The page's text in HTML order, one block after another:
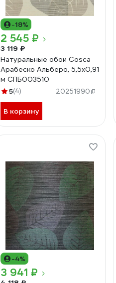
-18%
2 545 ₽
3 119 ₽
Натуральные обои Cosca
Арабеско Альберо, 5,5x0,91
м СПБ003510
5(4) 20251990
В корзину
-4%
3 941 ₽